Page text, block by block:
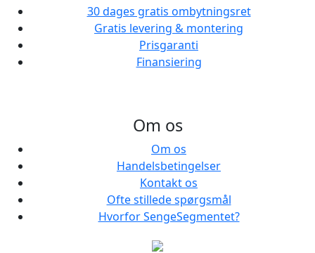
30 dages gratis ombytningsret
Gratis levering & montering
Prisgaranti
Finansiering
Om os
Om os
Handelsbetingelser
Kontakt os
Ofte stillede spørgsmål
Hvorfor SengeSegmentet?